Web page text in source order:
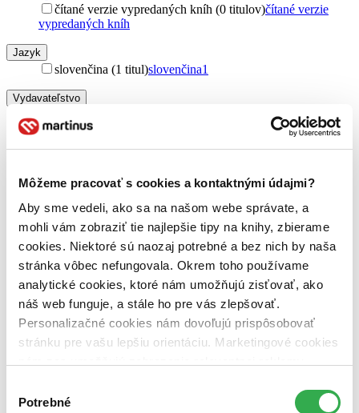
Môžeme pracovať s cookies a kontaktnými údajmi?
Aby sme vedeli, ako sa na našom webe správate, a
mohli vám zobraziť tie najlepšie tipy na knihy, zbierame
cookies. Niektoré sú naozaj potrebné a bez nich by naša
stránka vôbec nefungovala. Okrem toho používame
analytické cookies, ktoré nám umožňujú zisťovať, ako
náš web funguje, a stále ho pre vás zlepšovať.
Personalizačné cookies nám dovoľujú prispôsobovať
stránku pre vašu lepšiu orientáciu. Marketingové cookies
nám pomohlo, keby sme mohli používať všetky tieto
súhlasu
Potrebné
čítané verzie vypredaných kníh (0 titulov)čítané verzie
vypredaných kníh
Jazyk
slovenčina (1 titul)slovenčina1
Vydavateľstvo
Zúžiť výber
Zoradiť
Bestsellery
Top hodnotené
Novinky
Najdrahšie